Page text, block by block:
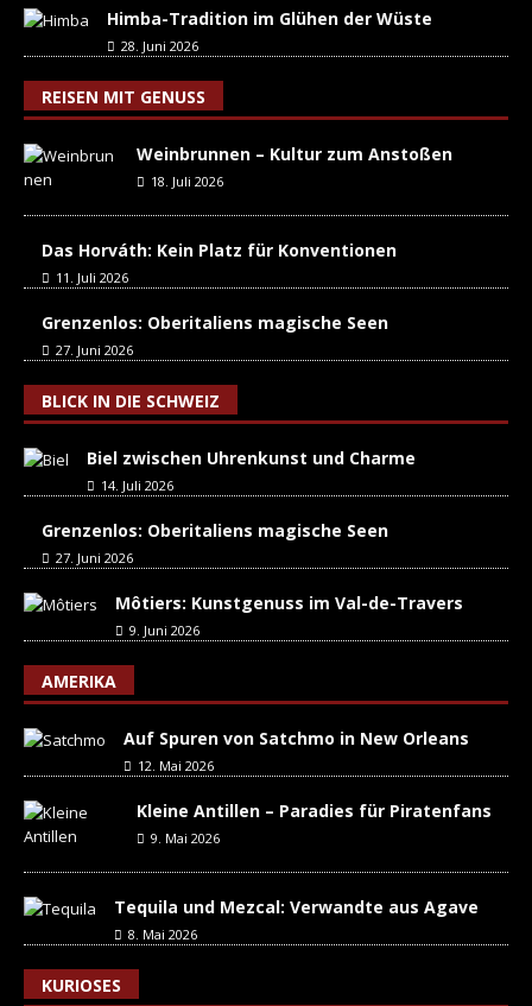
Himba-Tradition im Glühen der Wüste
28. Juni 2026
REISEN MIT GENUSS
Weinbrunnen – Kultur zum Anstoßen
18. Juli 2026
Das Horváth: Kein Platz für Konventionen
11. Juli 2026
Grenzenlos: Oberitaliens magische Seen
27. Juni 2026
BLICK IN DIE SCHWEIZ
Biel zwischen Uhrenkunst und Charme
14. Juli 2026
Grenzenlos: Oberitaliens magische Seen
27. Juni 2026
Môtiers: Kunstgenuss im Val-de-Travers
9. Juni 2026
AMERIKA
Auf Spuren von Satchmo in New Orleans
12. Mai 2026
Kleine Antillen – Paradies für Piratenfans
9. Mai 2026
Tequila und Mezcal: Verwandte aus Agave
8. Mai 2026
KURIOSES